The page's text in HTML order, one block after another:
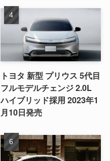
トヨタ 新型 プリウス 5代目
フルモデルチェンジ 2.0L
ハイブリッド採用 2023年1
月10日発売